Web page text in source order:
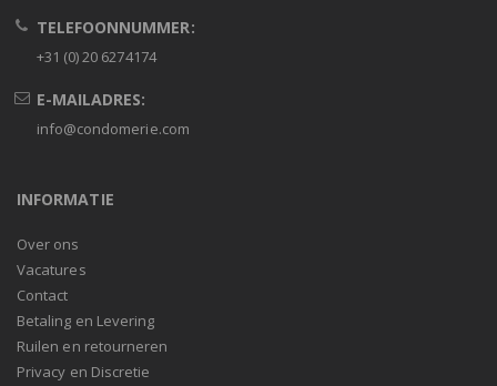
TELEFOONNUMMER:
+31 (0) 20 6274174
E-MAILADRES:
info@condomerie.com
INFORMATIE
Over ons
Vacatures
Contact
Betaling en Levering
Ruilen en retourneren
Privacy en Discretie